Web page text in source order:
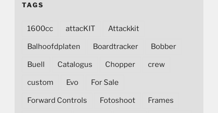
TAGS
1600cc attacKIT Attackkit
Balhoofdplaten Boardtracker Bobber
Buell Catalogus Chopper crew
custom Evo For Sale
Forward Controls Fotoshoot Frames